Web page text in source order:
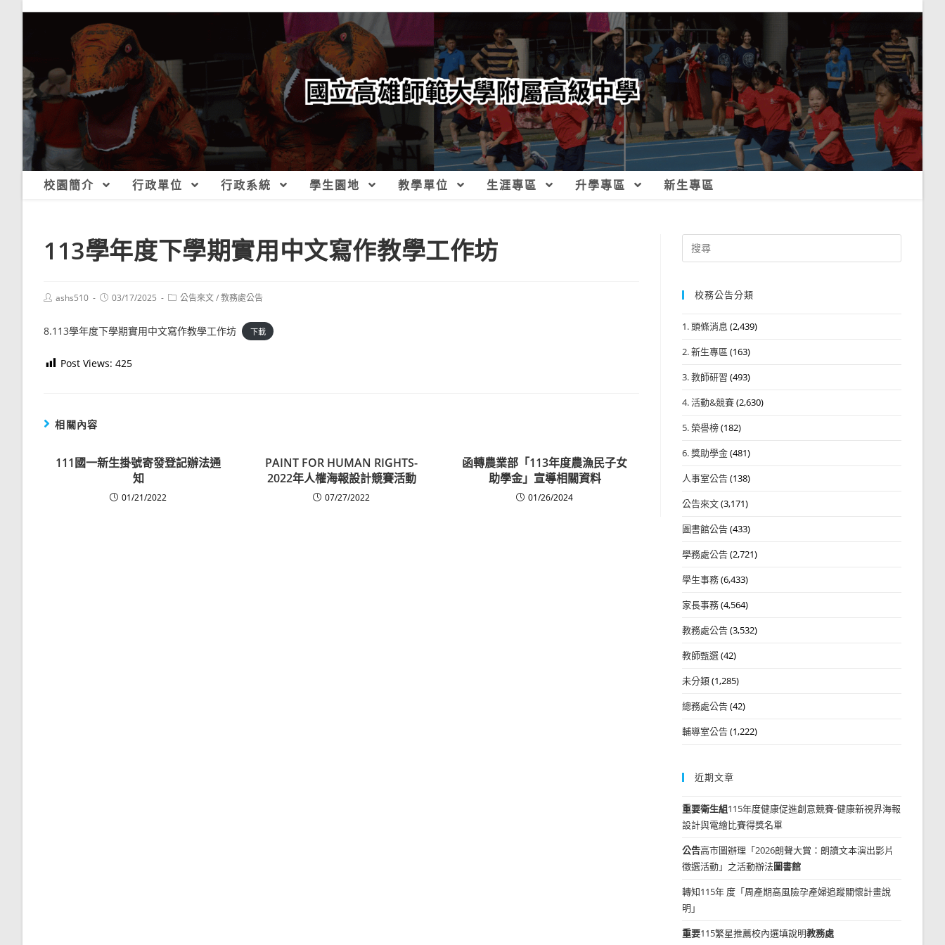
校園簡介 行政單位 行政系統 學生園地 教學單位 生涯專區 升學專區 新生專區
113學年度下學期實用中文寫作教學工作坊
Postashs510
Post03/17/2025
Post公告來文/教務處公告
8.113學年度下學期實用中文寫作教學工作坊 下載
Post Views: 425
相關內容
111國一新生掛號寄發登記辦法通
知
01/21/2022
PAINT FOR HUMAN RIGHTS-
2022年人權海報設計競賽活動
07/27/2022
函轉農業部「113年度農漁民子女
助學金」宣導相關資料
01/26/2024
Search
for:
校務公告分類
1. 頭條消息 (2,439)
2. 新生專區 (163)
3. 教師研習 (493)
4. 活動&競賽(2,630)
5. 榮譽榜(182)
6. 獎助學金(481)
人事室公告(138)
公告來文(3,171)
圖書館公告(433)
學務處公告(2,721)
學生事務(6,433)
家長事務(4,564)
教務處公告(3,532)
教師甄選(42)
未分類(1,285)
總務處公告(42)
輔導室公告(1,222)
近期文章
重要衛生組115年度健康促進創意競賽-健康新視界海報
設計與電繪比賽得獎名單
公告高市圖辦理「2026朗聲大賞：朗讀文本演出影片
徵選活動」之活動辦法圖書館
轉知115年 度「周產期高風險孕產婦追蹤關懷計畫說
明」
重要115繁星推薦校內選填說明教務處